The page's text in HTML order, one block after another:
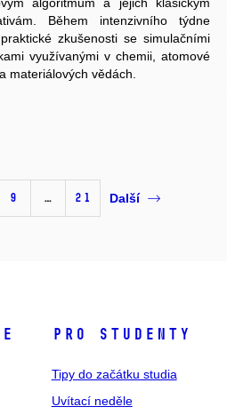
Během intenzivního týdne
zkušenosti se simulačními
využívanými v chemii, atomové
materiálových vědách.
9 … 21 Další
Pro studenty
Tipy do začátku studia
Uvítací neděle